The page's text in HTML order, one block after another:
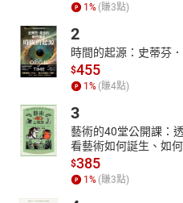
1% (賺3點)
2
時間的起源：史蒂芬
$455
1% (賺4點)
3
藝術的40堂公開課：
看藝術如何誕生、如
$385
1% (賺3點)